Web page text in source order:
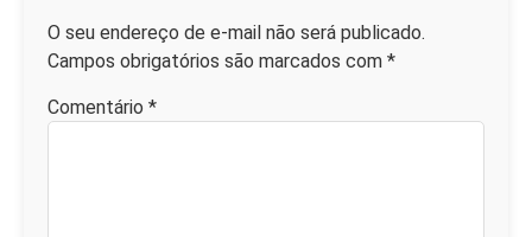
O seu endereço de e-mail não será publicado.
Campos obrigatórios são marcados com *
Comentário *